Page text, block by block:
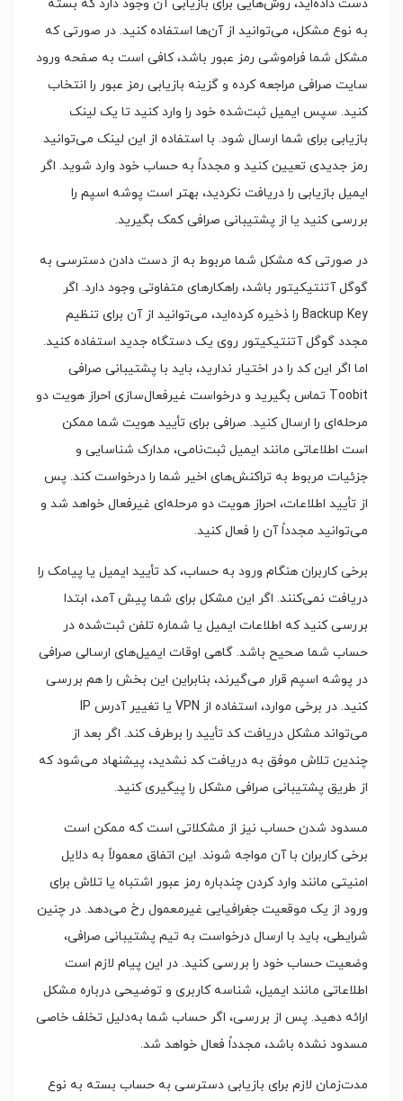
دست داده‌اید، روش‌هایی برای بازیابی آن وجود دارد که بسته
به نوع مشکل، می‌توانید از آن‌ها استفاده کنید. در صورتی که
مشکل شما فراموشی رمز عبور باشد، کافی است به صفحه ورود
سایت صرافی مراجعه کرده و گزینه بازیابی رمز عبور را انتخاب
کنید. سپس ایمیل ثبت‌شده خود را وارد کنید تا یک لینک
بازیابی برای شما ارسال شود. با استفاده از این لینک می‌توانید
رمز جدیدی تعیین کنید و مجدداً به حساب خود وارد شوید. اگر
ایمیل بازیابی را دریافت نکردید، بهتر است پوشه اسپم را
بررسی کنید یا از پشتیبانی صرافی کمک بگیرید.
در صورتی که مشکل شما مربوط به از دست دادن دسترسی به
گوگل آتنتیکیتور باشد، راهکارهای متفاوتی وجود دارد. اگر
Backup Key را ذخیره کرده‌اید، می‌توانید از آن برای تنظیم
مجدد گوگل آتنتیکیتور روی یک دستگاه جدید استفاده کنید.
اما اگر این کد را در اختیار ندارید، باید با پشتیبانی صرافی
Toobit تماس بگیرید و درخواست غیرفعال‌سازی احراز هویت دو
مرحله‌ای را ارسال کنید. صرافی برای تأیید هویت شما ممکن
است اطلاعاتی مانند ایمیل ثبت‌نامی، مدارک شناسایی و
جزئیات مربوط به تراکنش‌های اخیر شما را درخواست کند. پس
از تأیید اطلاعات، احراز هویت دو مرحله‌ای غیرفعال خواهد شد و
می‌توانید مجدداً آن را فعال کنید.
برخی کاربران هنگام ورود به حساب، کد تأیید ایمیل یا پیامک را
دریافت نمی‌کنند. اگر این مشکل برای شما پیش آمد، ابتدا
بررسی کنید که اطلاعات ایمیل یا شماره تلفن ثبت‌شده در
حساب شما صحیح باشد. گاهی اوقات ایمیل‌های ارسالی صرافی
در پوشه اسپم قرار می‌گیرند، بنابراین این بخش را هم بررسی
کنید. در برخی موارد، استفاده از VPN یا تغییر آدرس IP
می‌تواند مشکل دریافت کد تأیید را برطرف کند. اگر بعد از
چندین تلاش موفق به دریافت کد نشدید، پیشنهاد می‌شود که
از طریق پشتیبانی صرافی مشکل را پیگیری کنید.
مسدود شدن حساب نیز از مشکلاتی است که ممکن است
برخی کاربران با آن مواجه شوند. این اتفاق معمولاً به دلایل
امنیتی مانند وارد کردن چندباره رمز عبور اشتباه یا تلاش برای
ورود از یک موقعیت جغرافیایی غیرمعمول رخ می‌دهد. در چنین
شرایطی، باید با ارسال درخواست به تیم پشتیبانی صرافی،
وضعیت حساب خود را بررسی کنید. در این پیام لازم است
اطلاعاتی مانند ایمیل، شناسه کاربری و توضیحی درباره مشکل
ارائه دهید. پس از بررسی، اگر حساب شما به‌دلیل تخلف خاصی
مسدود نشده باشد، مجدداً فعال خواهد شد.
مدت‌زمان لازم برای بازیابی دسترسی به حساب بسته به نوع